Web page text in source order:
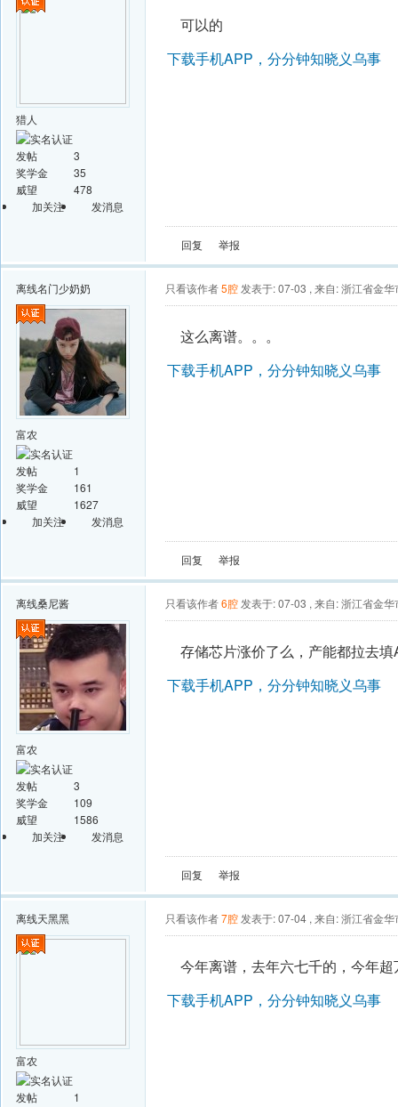
猎人
发帖
3
奖学金
35
威望
478
加关注
发消息
可以的
下载手机APP，分分钟知晓义乌事
回复 举报
离线名门少奶奶
富农
发帖
1
奖学金
161
威望
1627
加关注
发消息
只看该作者5腔 发表于: 07-03 , 来自: 浙江省金华
这么离谱。。。
下载手机APP，分分钟知晓义乌事
回复 举报
离线桑尼酱
富农
发帖
3
奖学金
109
威望
1586
加关注
发消息
只看该作者6腔 发表于: 07-03 , 来自: 浙江省金华
存储芯片涨价了么，产能都拉去
下载手机APP，分分钟知晓义乌事
回复 举报
离线天黑黑
富农
发帖
1
只看该作者7腔 发表于: 07-04 , 来自: 浙江省金华
今年离谱，去年六七千的，今年超
下载手机APP，分分钟知晓义乌事